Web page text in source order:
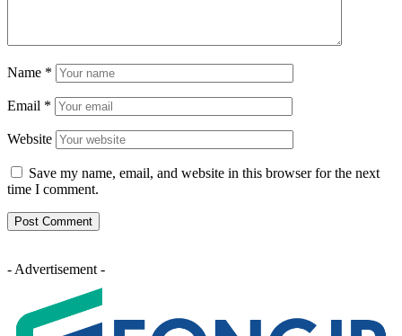
Name *
Email *
Website
Save my name, email, and website in this browser for the next
time I comment.
- Advertisement -